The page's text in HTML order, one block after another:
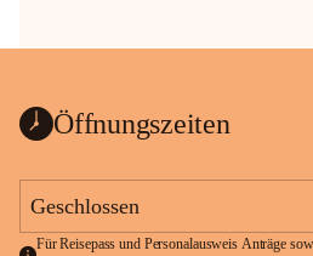
Öffnungszeiten
Geschlossen
Für Reisepass und Personalausweis Anträge